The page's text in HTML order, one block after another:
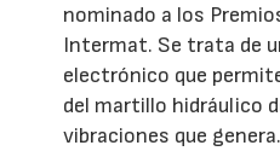
nominado a los
Intermat. Se trata de
electrónico que
del martillo hidráulico
vibraciones que